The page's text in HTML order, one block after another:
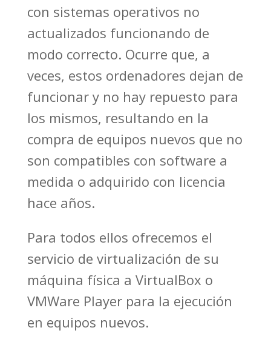
con sistemas operativos no
actualizados funcionando de
modo correcto. Ocurre que, a
veces, estos ordenadores dejan de
funcionar y no hay repuesto para
los mismos, resultando en la
compra de equipos nuevos que no
son compatibles con software a
medida o adquirido con licencia
hace años.
Para todos ellos ofrecemos el
servicio de virtualización de su
máquina física a VirtualBox o
VMWare Player para la ejecución
en equipos nuevos.